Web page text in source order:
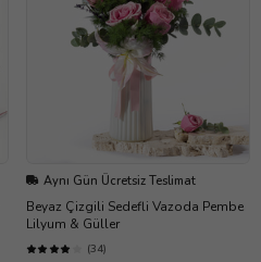
Aynı Gün Ücretsiz Teslimat
Beyaz Çizgili Sedefli Vazoda Pembe
Lilyum & Güller
(34)